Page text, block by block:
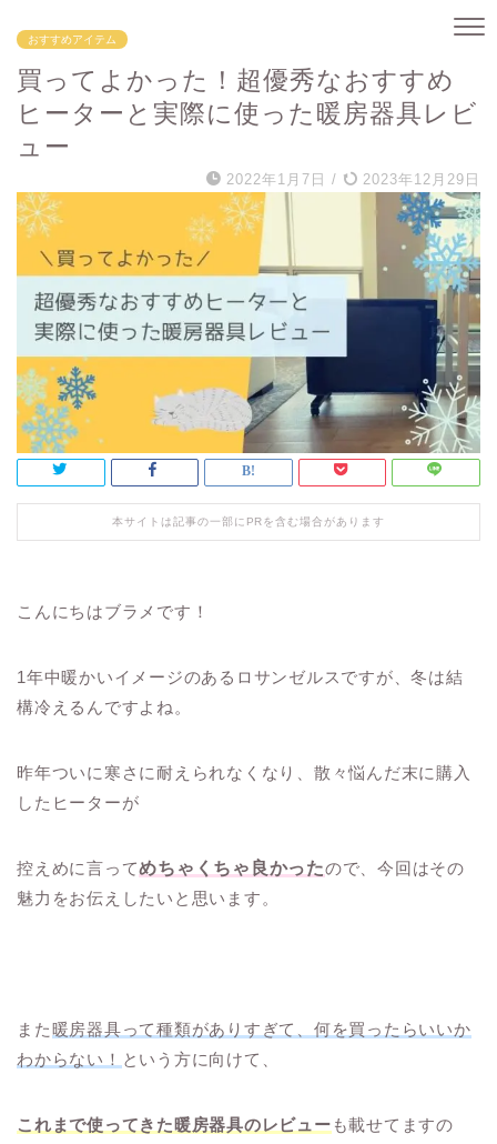
おすすめアイテム
買ってよかった！超優秀なおすすめ
ヒーターと実際に使った暖房器具レビ
ュー
2022年1月7日 / 2023年12月29日
本サイトは記事の一部にPRを含む場合があります
こんにちはブラメです！
1年中暖かいイメージのあるロサンゼルスですが、冬は結
構冷えるんですよね。
昨年ついに寒さに耐えられなくなり、散々悩んだ末に購入
したヒーターが
控えめに言ってめちゃくちゃ良かったので、今回はその
魅力をお伝えしたいと思います。
また暖房器具って種類がありすぎて、何を買ったらいいか
わからない！ という方に向けて、
これまで使ってきた暖房器具のレビュー も載せてますの